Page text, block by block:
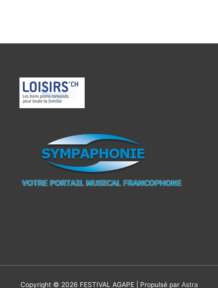
Copyright © 2026 FESTIVAL AGAPE| Propulsé par Astra